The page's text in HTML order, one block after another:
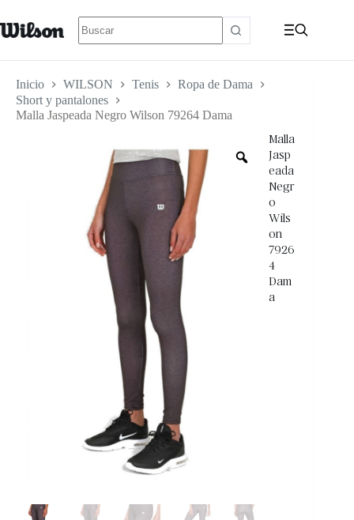
Inicio WILSON Tenis
Ropa de Dama
Short y pantalones
Malla Jaspeada Negro Wilson 79264 Dama
Malla
Jasp
eada
Negr
o
Wils
on
7926
4
Dam
a